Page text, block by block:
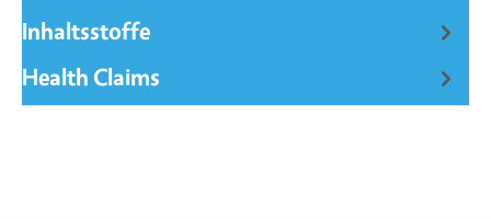
Inhaltsstoffe
Health Claims